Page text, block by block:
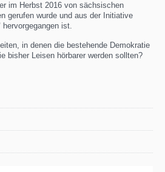
im Herbst 2016 von sächsischen
gerufen wurde und aus der Initiative
ist.
in denen die bestehende Demokratie
bisher Leisen hörbarer werden sollten?